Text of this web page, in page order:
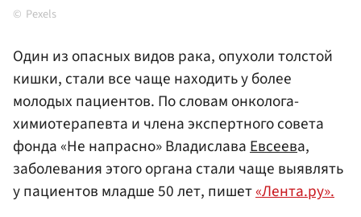
Pexels
Один из опасных видов рака, опухоли толстой
кишки, стали все чаще находить у более
молодых пациентов. По словам онколога-
химиотерапевта и члена экспертного совета
фонда «Не напрасно» ВладиславаЕвсеева,
заболевания этого органа стали чаще выявлять
у пациентов младше 50 лет, пишет«Лента.ру».